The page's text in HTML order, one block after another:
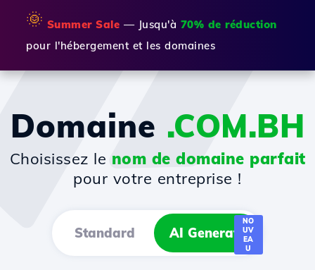
🌞 Summer Sale — Jusqu'à 70% de réduction
pour l'hébergement et les domaines
Domaine .COM.BH
Choisissez le nom de domaine parfait
pour votre entreprise !
Standard AI Generator
NO
UV
EA
U